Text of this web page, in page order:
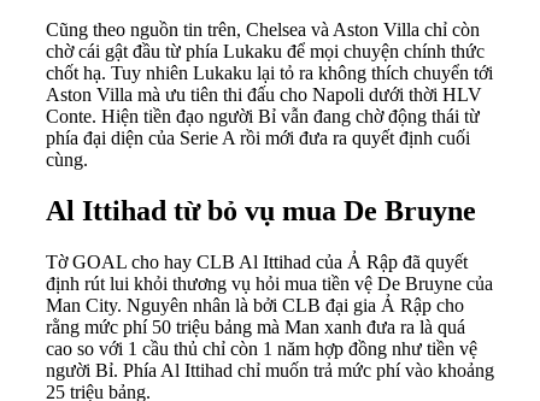
Cũng theo nguồn tin trên, Chelsea và Aston Villa chỉ còn
chờ cái gật đầu từ phía Lukaku để mọi chuyện chính thức
chốt hạ. Tuy nhiên Lukaku lại tỏ ra không thích chuyển tới
Aston Villa mà ưu tiên thi đấu cho Napoli dưới thời HLV
Conte. Hiện tiền đạo người Bỉ vẫn đang chờ động thái từ
phía đại diện của Serie A rồi mới đưa ra quyết định cuối
cùng.
Al Ittihad từ bỏ vụ mua De Bruyne
Tờ GOAL cho hay CLB Al Ittihad của Ả Rập đã quyết
định rút lui khỏi thương vụ hỏi mua tiền vệ De Bruyne của
Man City. Nguyên nhân là bởi CLB đại gia Ả Rập cho
rằng mức phí 50 triệu bảng mà Man xanh đưa ra là quá
cao so với 1 cầu thủ chỉ còn 1 năm hợp đồng như tiền vệ
người Bỉ. Phía Al Ittihad chỉ muốn trả mức phí vào khoảng
25 triệu bảng.